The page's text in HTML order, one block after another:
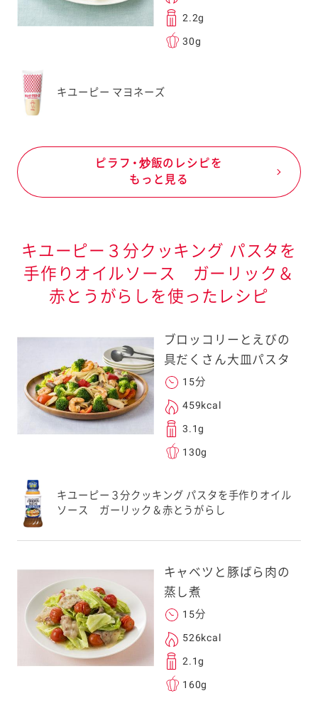
2.2g
30g
キユーピー マヨネーズ
ピラフ・炒飯のレシピを
もっと見る
キユーピー３分クッキング パスタを
手作りオイルソース ガーリック＆
赤とうがらしを使ったレシピ
ブロッコリーとえびの
具だくさん大皿パスタ
15分
459kcal
3.1g
130g
キユーピー３分クッキング パスタを手作りオイル
ソース ガーリック＆赤とうがらし
キャベツと豚ばら肉の
蒸し煮
15分
526kcal
2.1g
160g